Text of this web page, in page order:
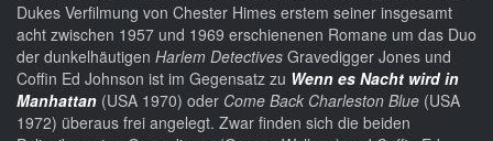
Dukes Verfilmung von Chester Himes erstem seiner insgesamt
acht zwischen 1957 und 1969 erschienenen Romane um das Duo
der dunkelhäutigen Harlem Detectives Gravedigger Jones und
Coffin Ed Johnson ist im Gegensatz zu Wenn es Nacht wird in
Manhattan (USA 1970) oder Come Back Charleston Blue (USA
1972) überaus frei angelegt. Zwar finden sich die beiden